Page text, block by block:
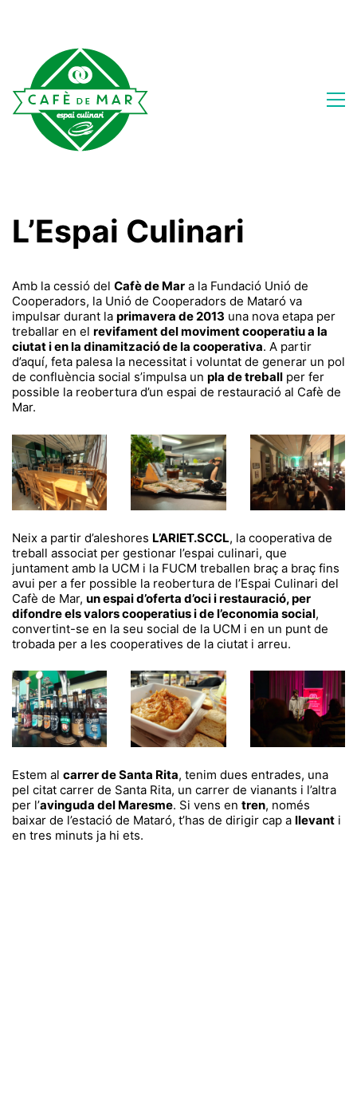
L’Espai Culinari
Amb la cessió del Cafè de Mar a la Fundació Unió de
Cooperadors, la Unió de Cooperadors de Mataró va
impulsar durant la primavera de 2013 una nova etapa per
treballar en el revifament del moviment cooperatiu a la
ciutat i en la dinamització de la cooperativa. A partir
d’aquí, feta palesa la necessitat i voluntat de generar un pol
de confluència social s’impulsa un pla de treball per fer
possible la reobertura d’un espai de restauració al Cafè de
Mar.
Neix a partir d’aleshores L’ARIET.SCCL, la cooperativa de
treball associat per gestionar l’espai culinari, que
juntament amb la UCM i la FUCM treballen braç a braç fins
avui per a fer possible la reobertura de l’Espai Culinari del
Cafè de Mar, un espai d’oferta d’oci i restauració, per
difondre els valors cooperatius i de l’economia social,
convertint-se en la seu social de la UCM i en un punt de
trobada per a les cooperatives de la ciutat i arreu.
Estem al carrer de Santa Rita, tenim dues entrades, una
pel citat carrer de Santa Rita, un carrer de vianants i l’altra
per l’avinguda del Maresme. Si vens en tren, només
baixar de l’estació de Mataró, t’has de dirigir cap a llevant i
en tres minuts ja hi ets.